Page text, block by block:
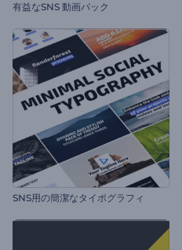
有益なSNS 動画パック
SNS用の簡潔なタイポグラフィ